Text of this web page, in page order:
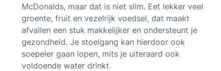
McDonalds, maar dat is niet slim. Eet lekker veel
groente, fruit en vezelrijk voedsel, dat maakt
afvallen een stuk makkelijker en ondersteunt je
gezondheid. Je stoelgang kan hierdoor ook
soepeler gaan lopen, mits je uiteraard ook
voldoende water drinkt.